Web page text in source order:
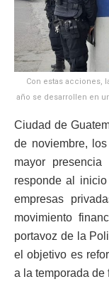
Con estas acciones,
año se desarrollen en
Ciudad de
de noviembre,
mayor
responde al
empresas
movimiento
portavoz de la
el objetivo es
a la temporada de